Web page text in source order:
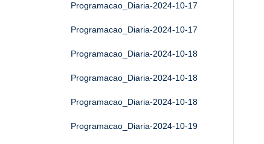
Programacao_Diaria-2024-10-17
Programacao_Diaria-2024-10-17
Programacao_Diaria-2024-10-18
Programacao_Diaria-2024-10-18
Programacao_Diaria-2024-10-18
Programacao_Diaria-2024-10-19